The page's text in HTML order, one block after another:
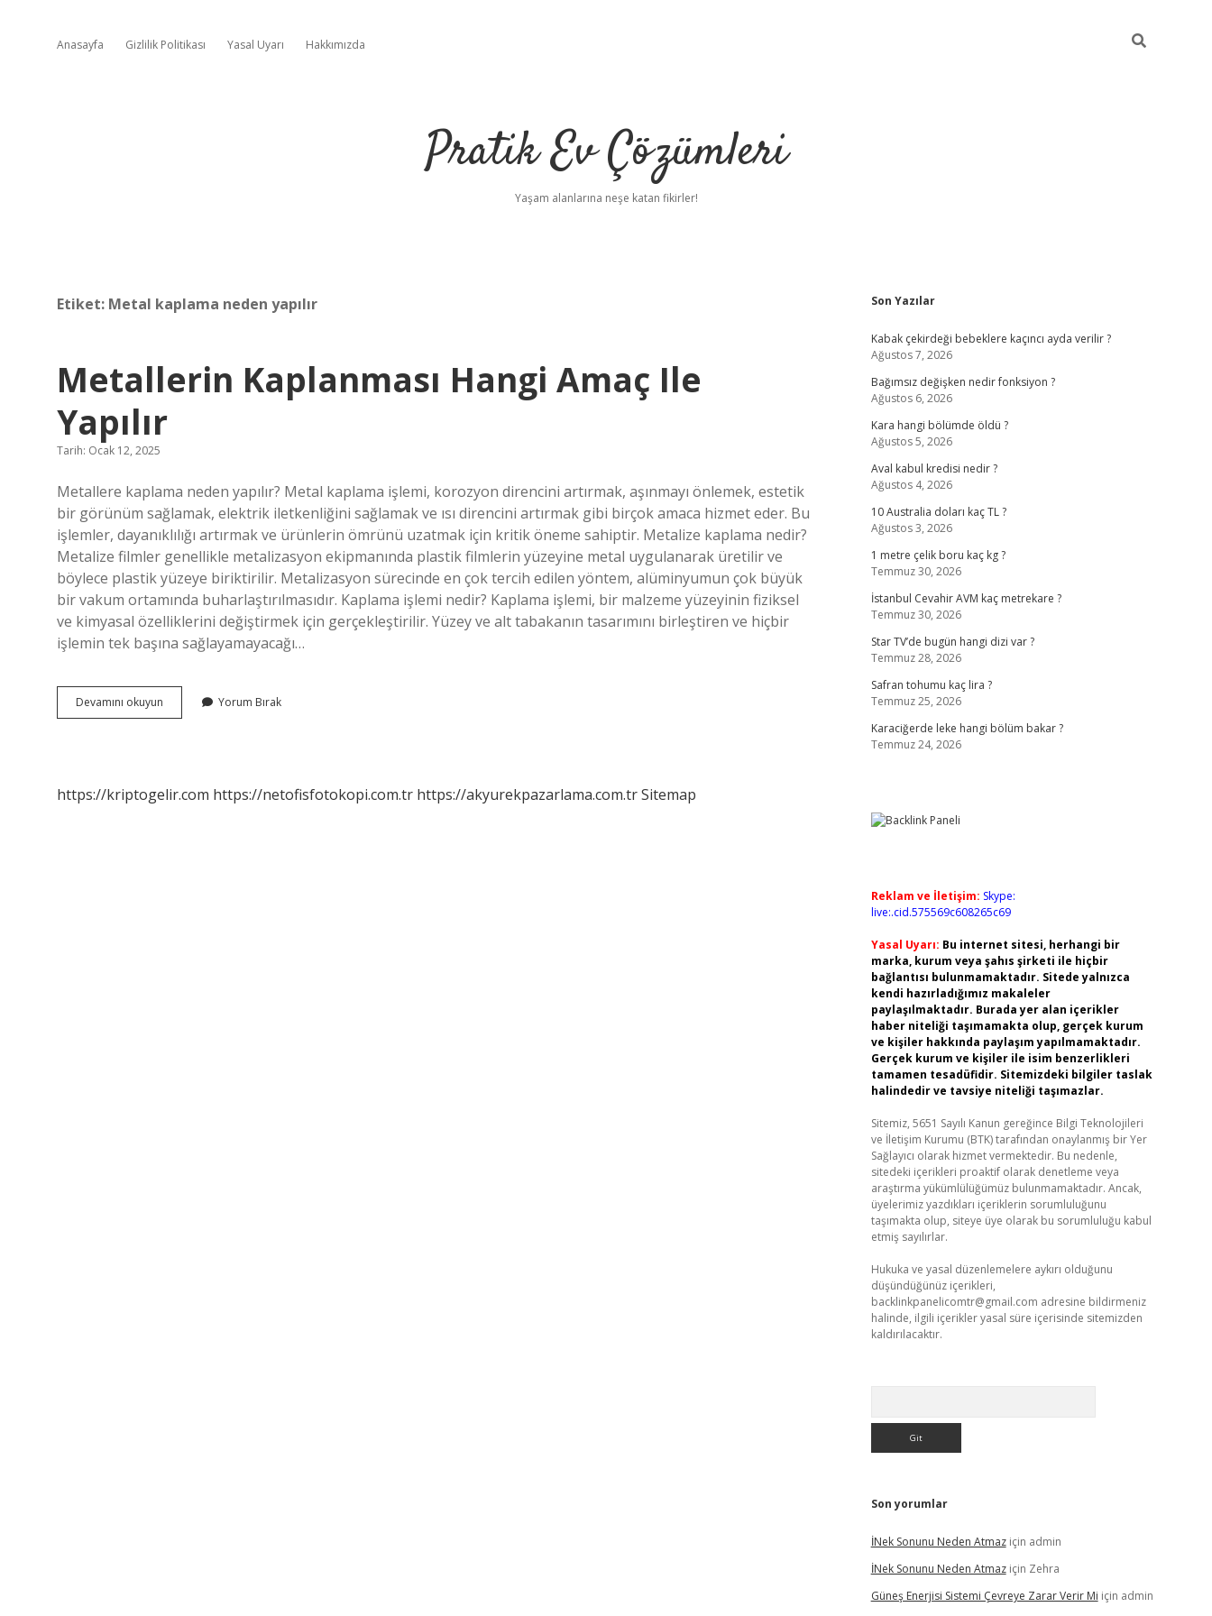
Anasayfa Gizlilik Politikası Yasal Uyarı Hakkımızda
Pratik Ev Çözümleri
Yaşam alanlarına neşe katan fikirler!
Etiket: Metal kaplama neden yapılır
Metallerin Kaplanması Hangi Amaç Ile
Yapılır
Tarih: Ocak 12, 2025
Metallere kaplama neden yapılır? Metal kaplama işlemi, korozyon direncini artırmak, aşınmayı önlemek, estetik
bir görünüm sağlamak, elektrik iletkenliğini sağlamak ve ısı direncini artırmak gibi birçok amaca hizmet eder. Bu
işlemler, dayanıklılığı artırmak ve ürünlerin ömrünü uzatmak için kritik öneme sahiptir. Metalize kaplama nedir?
Metalize filmler genellikle metalizasyon ekipmanında plastik filmlerin yüzeyine metal uygulanarak üretilir ve
böylece plastik yüzeye biriktirilir. Metalizasyon sürecinde en çok tercih edilen yöntem, alüminyumun çok büyük
bir vakum ortamında buharlaştırılmasıdır. Kaplama işlemi nedir? Kaplama işlemi, bir malzeme yüzeyinin fiziksel
ve kimyasal özelliklerini değiştirmek için gerçekleştirilir. Yüzey ve alt tabakanın tasarımını birleştiren ve hiçbir
işlemin tek başına sağlayamayacağı…
Devamını okuyun Metallerin
Kaplanması
Yorum Bırak
https://kriptogelir.com https://netofisfotokopi.com.tr https://akyurekpazarlama.com.trSitemap
Sidebar
Son Yazılar
Kabak çekirdeği bebeklere kaçıncı ayda verilir ?
Ağustos 7, 2026
Bağımsız değişken nedir fonksiyon ?
Ağustos 6, 2026
Kara hangi bölümde öldü ?
Ağustos 5, 2026
Aval kabul kredisi nedir ?
Ağustos 4, 2026
10 Australia doları kaç TL ?
Ağustos 3, 2026
1 metre çelik boru kaç kg ?
Temmuz 30, 2026
İstanbul Cevahir AVM kaç metrekare ?
Temmuz 30, 2026
Star TV’de bugün hangi dizi var ?
Temmuz 28, 2026
Safran tohumu kaç lira ?
Temmuz 25, 2026
Karaciğerde leke hangi bölüm bakar ?
Temmuz 24, 2026
Reklam ve İletişim: Skype:
live:.cid.575569c608265c69
Yasal Uyarı: Bu internet sitesi, herhangi bir
marka, kurum veya şahıs şirketi ile hiçbir
bağlantısı bulunmamaktadır. Sitede yalnızca
kendi hazırladığımız makaleler
paylaşılmaktadır. Burada yer alan içerikler
haber niteliği taşımamakta olup, gerçek kurum
ve kişiler hakkında paylaşım yapılmamaktadır.
Gerçek kurum ve kişiler ile isim benzerlikleri
tamamen tesadüfidir. Sitemizdeki bilgiler taslak
halindedir ve tavsiye niteliği taşımazlar.
Sitemiz, 5651 Sayılı Kanun gereğince Bilgi Teknolojileri
ve İletişim Kurumu (BTK) tarafından onaylanmış bir Yer
Sağlayıcı olarak hizmet vermektedir. Bu nedenle,
sitedeki içerikleri proaktif olarak denetleme veya
araştırma yükümlülüğümüz bulunmamaktadır. Ancak,
üyelerimiz yazdıkları içeriklerin sorumluluğunu
taşımakta olup, siteye üye olarak bu sorumluluğu kabul
etmiş sayılırlar.
Hukuka ve yasal düzenlemelere aykırı olduğunu
düşündüğünüz içerikleri,
backlinkpanelicomtr@gmail.com adresine bildirmeniz
halinde, ilgili içerikler yasal süre içerisinde sitemizden
kaldırılacaktır.
Son yorumlar
İNek Sonunu Neden Atmaziçin admin
İNek Sonunu Neden Atmaziçin Zehra
Güneş Enerjisi Sistemi Çevreye Zarar Verir Mi için admin